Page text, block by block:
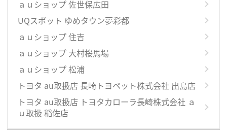
ａｕショップ 佐世保広田
UQスポット ゆめタウン夢彩都
ａｕショップ 住吉
ａｕショップ 大村桜馬場
ａｕショップ 松浦
トヨタ au取扱店 長崎トヨペット株式会社 出島店
トヨタ au取扱店 トヨタカローラ長崎株式会社 ａ
ｕ取扱 稲佐店